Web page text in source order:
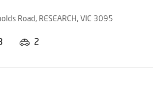
Road, RESEARCH, VIC 3095
2